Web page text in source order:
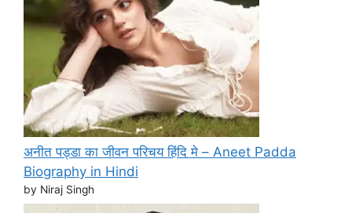
अनीत पड्डा का जीवन परिचय हिंदि मे – Aneet Padda
Biography in Hindi
by Niraj Singh